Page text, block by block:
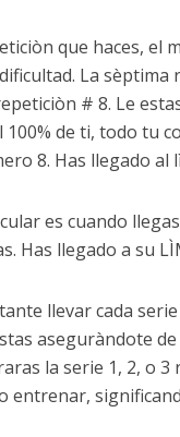
que haces, el
La sèptima
# 8. Le
de ti, todo tu
8. Has llegado al
es cuando
Has llegado a su
llevar cada
aseguràndote
la serie 1, 2, o 3
entrenar,